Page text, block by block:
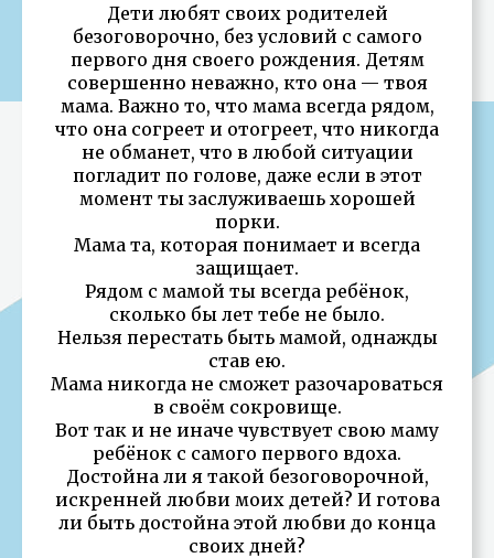
Дети любят своих родителей
безоговорочно, без условий с самого
первого дня своего рождения. Детям
совершенно неважно, кто она — твоя
мама. Важно то, что мама всегда рядом,
что она согреет и отогреет, что никогда
не обманет, что в любой ситуации
погладит по голове, даже если в этот
момент ты заслуживаешь хорошей
порки.
Мама та, которая понимает и всегда
защищает.
Рядом с мамой ты всегда ребёнок,
сколько бы лет тебе не было.
Нельзя перестать быть мамой, однажды
став ею.
Мама никогда не сможет разочароваться
в своём сокровище.
Вот так и не иначе чувствует свою маму
ребёнок с самого первого вдоха.
Достойна ли я такой безоговорочной,
искренней любви моих детей? И готова
ли быть достойна этой любви до конца
своих дней?